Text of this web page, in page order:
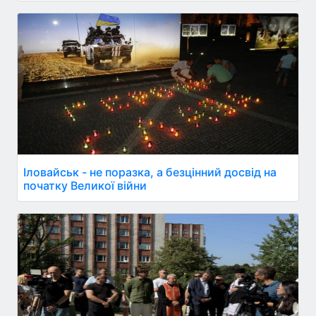
Іловайськ - не поразка, а безцінний досвід на
початку Великої війни